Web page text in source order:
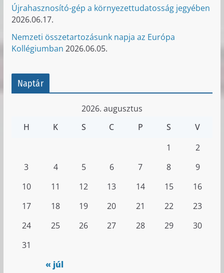
Újrahasznosító-gép a környezettudatosság jegyében
2026.06.17.
Nemzeti összetartozásunk napja az Európa
Kollégiumban 2026.06.05.
Naptár
2026. augusztus
H
K S C P S V
« júl
1
2
3
4 5 6 7 8
9
10
11 12 13 14 15
16
17
18 19 20 21 22
23
24
25 26 27 28 29
30
31